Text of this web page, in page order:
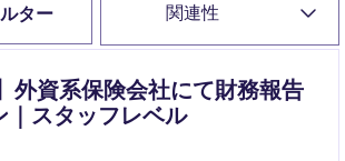
関連性
ター
外資系保険会社にて財務報告
｜スタッフレベル